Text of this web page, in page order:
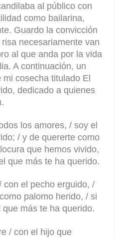
al público con
como bailarina,
Guardo la convicción
necesariamente van
al que anda por la vida
A continuación, un
mi cosecha titulado El
dedicado a quienes
los amores, / soy el
/ y de quererte como
que hemos vivido,
que más te ha querido.
con el pecho erguido, /
palomo herido, / si
más te ha querido.
/ con el hijo que